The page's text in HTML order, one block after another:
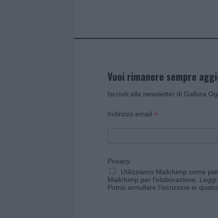
Vuoi rimanere sempre
Iscriviti alla newsletter di Gallura
Indirizzo email *
Privacy
Utilizziamo Mailchimp come
Mailchimp per l'elaborazione.
Potrai annullare l'iscrizione in